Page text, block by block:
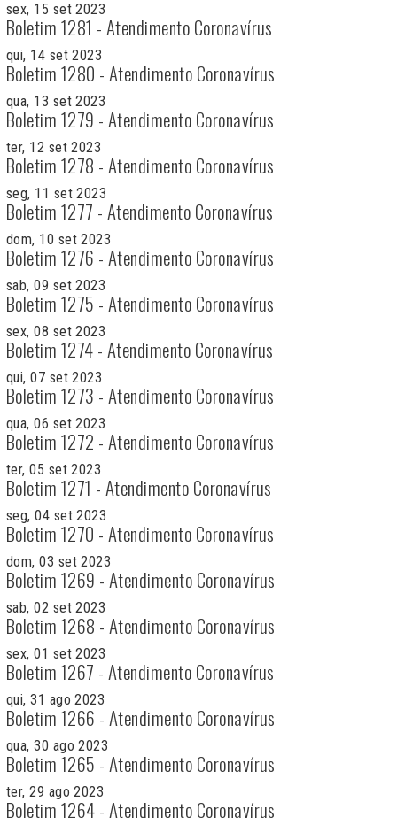
sex, 15 set 2023
Boletim 1281 - Atendimento Coronavírus
qui, 14 set 2023
Boletim 1280 - Atendimento Coronavírus
qua, 13 set 2023
Boletim 1279 - Atendimento Coronavírus
ter, 12 set 2023
Boletim 1278 - Atendimento Coronavírus
seg, 11 set 2023
Boletim 1277 - Atendimento Coronavírus
dom, 10 set 2023
Boletim 1276 - Atendimento Coronavírus
sab, 09 set 2023
Boletim 1275 - Atendimento Coronavírus
sex, 08 set 2023
Boletim 1274 - Atendimento Coronavírus
qui, 07 set 2023
Boletim 1273 - Atendimento Coronavírus
qua, 06 set 2023
Boletim 1272 - Atendimento Coronavírus
ter, 05 set 2023
Boletim 1271 - Atendimento Coronavírus
seg, 04 set 2023
Boletim 1270 - Atendimento Coronavírus
dom, 03 set 2023
Boletim 1269 - Atendimento Coronavírus
sab, 02 set 2023
Boletim 1268 - Atendimento Coronavírus
sex, 01 set 2023
Boletim 1267 - Atendimento Coronavírus
qui, 31 ago 2023
Boletim 1266 - Atendimento Coronavírus
qua, 30 ago 2023
Boletim 1265 - Atendimento Coronavírus
ter, 29 ago 2023
Boletim 1264 - Atendimento Coronavírus